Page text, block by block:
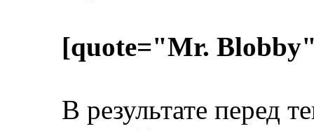
[quote="Mr.
В результате перед